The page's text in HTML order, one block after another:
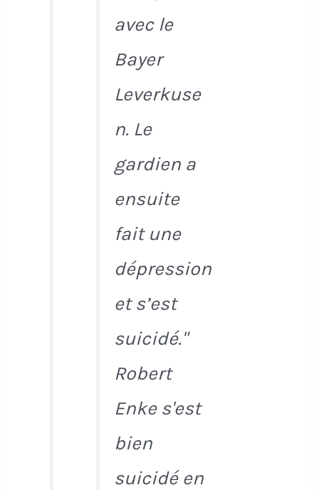
avec le
Bayer
Leverkuse
n. Le
gardien a
ensuite
fait une
dépression
et s’est
suicidé."
Robert
Enke s'est
bien
suicidé en